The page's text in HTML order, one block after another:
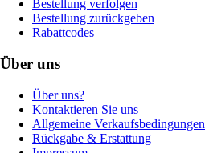
Bestellung verfolgen
Bestellung zurückgeben
Rabattcodes
Über uns
Über uns?
Kontaktieren Sie uns
Allgemeine Verkaufsbedingungen
Rückgabe & Erstattung